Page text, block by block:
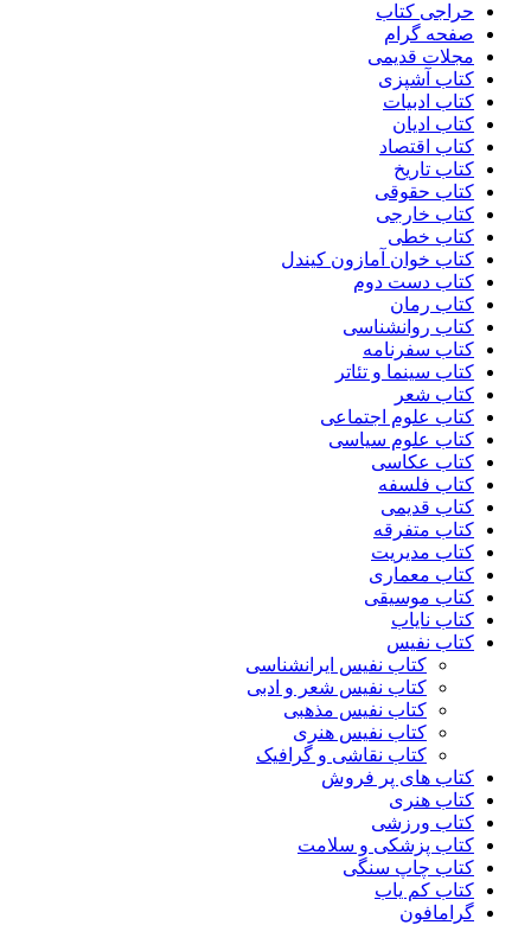
حراجی کتاب
صفحه گرام
مجلات قدیمی
کتاب آشپزی
کتاب ادبیات
کتاب ادیان
کتاب اقتصاد
کتاب تاریخ
کتاب حقوقی
کتاب خارجی
کتاب خطی
کتاب خوان آمازون کیندل
کتاب دست دوم
کتاب رمان
کتاب روانشناسی
کتاب سفرنامه
کتاب سینما و تئاتر
کتاب شعر
کتاب علوم اجتماعی
کتاب علوم سیاسی
کتاب عکاسی
کتاب فلسفه
کتاب قدیمی
کتاب متفرقه
کتاب مدیریت
کتاب معماری
کتاب موسیقی
کتاب نایاب
کتاب نفیس
کتاب نفیس ایرانشناسی
کتاب نفیس شعر و ادبی
کتاب نفیس مذهبی
کتاب نفیس هنری
کتاب نقاشی و گرافیک
کتاب های پر فروش
کتاب هنری
کتاب ورزشی
کتاب پزشکی و سلامت
کتاب چاپ سنگی
کتاب کم یاب
گرامافون